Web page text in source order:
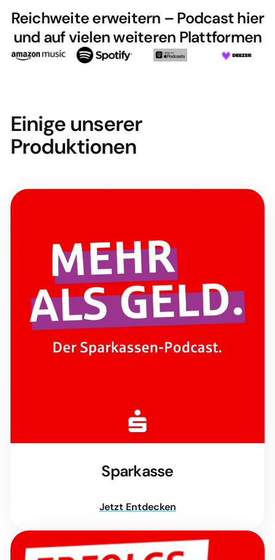
Reichweite erweitern – Podcast hier
und auf vielen weiteren Plattformen
Einige unserer
Produktionen
Sparkasse
Jetzt Entdecken